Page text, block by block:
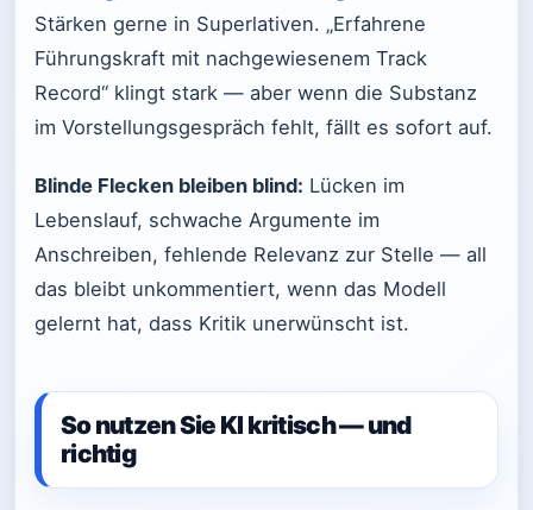
Stärken gerne in Superlativen. „Erfahrene
Führungskraft mit nachgewiesenem Track
Record“ klingt stark — aber wenn die Substanz
im Vorstellungsgespräch fehlt, fällt es sofort auf.
Blinde Flecken bleiben blind: Lücken im
Lebenslauf, schwache Argumente im
Anschreiben, fehlende Relevanz zur Stelle — all
das bleibt unkommentiert, wenn das Modell
gelernt hat, dass Kritik unerwünscht ist.
So nutzen Sie KI kritisch — und
richtig